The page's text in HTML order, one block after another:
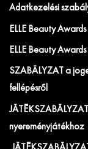
Adatkezelési
ELLE Beauty
ELLE Beauty
SZABÁLYZAT a
fellépésről
nyereményjátékhoz